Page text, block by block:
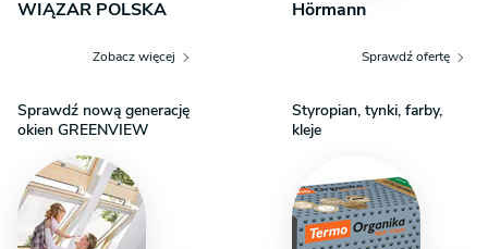
WIĄZAR POLSKA
Zobacz więcej
Hörmann
Sprawdź ofertę
Sprawdź nową generację
okien GREENVIEW
Styropian, tynki, farby,
kleje